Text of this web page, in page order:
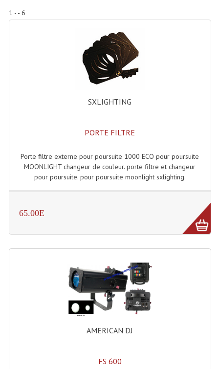
Cellule (s)
Diamants
Pieds D'enceintes
Amplificateurs Multi-Canaux
Compresseurs , Limiteurs , Noise Gate
Enceintes, Système Amplifiés
Enceintes Passives Sono
Retours De Scène
Caisson De Basse Amplifié
1 - - 6
SXLIGHTING
PORTE FILTRE
Porte filtre externe pour poursuite 1000 ECO pour poursuite
MOONLIGHT changeur de couleur. porte filtre et changeur
pour poursuite. pour poursuite moonlight sxlighting.
65.00E
AMERICAN DJ
FS 600